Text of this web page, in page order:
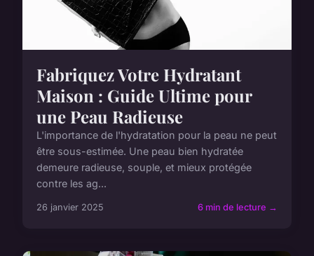
Fabriquez Votre Hydratant
Maison : Guide Ultime pour
une Peau Radieuse
L'importance de l'hydratation pour la peau ne peut
être sous-estimée. Une peau bien hydratée
demeure radieuse, souple, et mieux protégée
contre les ag...
26 janvier 2025 6 min de lecture →